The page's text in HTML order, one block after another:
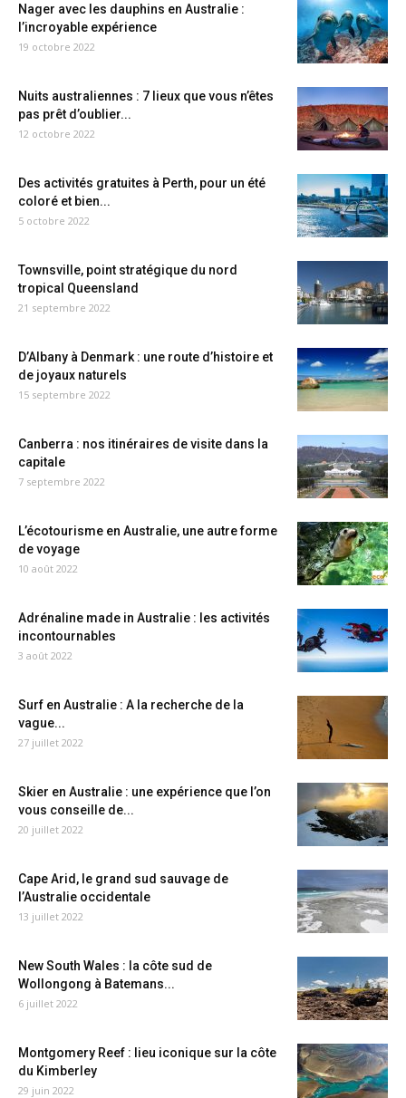
Nager avec les dauphins en Australie :
l’incroyable expérience
19 octobre 2022
Nuits australiennes : 7 lieux que vous n’êtes
pas prêt d’oublier...
12 octobre 2022
Des activités gratuites à Perth, pour un été
coloré et bien...
5 octobre 2022
Townsville, point stratégique du nord
tropical Queensland
21 septembre 2022
D’Albany à Denmark : une route d’histoire et
de joyaux naturels
15 septembre 2022
Canberra : nos itinéraires de visite dans la
capitale
7 septembre 2022
L’écotourisme en Australie, une autre forme
de voyage
10 août 2022
Adrénaline made in Australie : les activités
incontournables
3 août 2022
Surf en Australie : A la recherche de la
vague...
27 juillet 2022
Skier en Australie : une expérience que l’on
vous conseille de...
20 juillet 2022
Cape Arid, le grand sud sauvage de
l’Australie occidentale
13 juillet 2022
New South Wales : la côte sud de
Wollongong à Batemans...
6 juillet 2022
Montgomery Reef : lieu iconique sur la côte
du Kimberley
29 juin 2022